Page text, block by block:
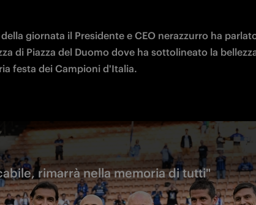
giornata il Presidente e CEO nerazzurro ha
di Piazza del Duomo dove ha sottolineato la
festa dei Campioni d'Italia.
rimarrà nella memoria di tutti"